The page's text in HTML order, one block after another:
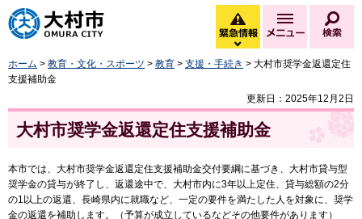
大村市
緊急情報
緊急情報を開く
メニュー
ホーム > 教育・文化・スポーツ > 教育 > 支援・手続き > 大村市奨学金返還定住
支援補助金
更新日：2025年12月2日
大村市奨学金返還定住支援補助金
本市では、大村市奨学金返還定住支援補助金交付要綱に基づき、大村市貸与型
奨学金の貸与が終了し、返還途中で、大村市内に3年以上定住、貸与総額の2分
の1以上の返還、長崎県内に就職など、一定の要件を満たした人を対象に、奨学
金の返還を補助します。（予算が成立しているなどその他要件があります）